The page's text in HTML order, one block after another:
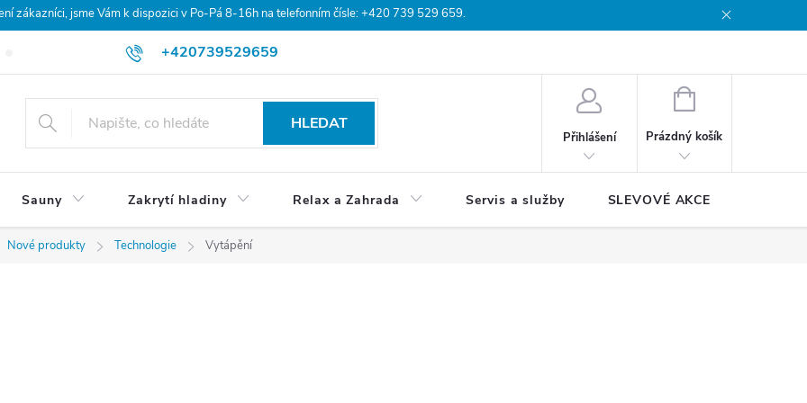
zákazníci, jsme Vám k dispozici v Po-Pá 8-16h na telefonním čísle: +420 739 529 659.
+420739529659
Hodnocení obchodu Doprava a platba
HLEDAT
Přihlášení
NÁKUPNÍ
Prázdný košík
Sauny Zakrytí hladiny Relax a Zahrada Servis a služby SLEVOVÉ AKCE
Nové produkty Technologie Vytápění